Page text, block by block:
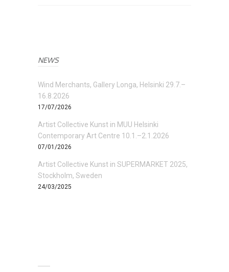
NEWS
Wind Merchants, Gallery Longa, Helsinki 29.7.–
16.8.2026
17/07/2026
Artist Collective Kunst in MUU Helsinki
Contemporary Art Centre 10.1.–2.1.2026
07/01/2026
Artist Collective Kunst in SUPERMARKET 2025,
Stockholm, Sweden
24/03/2025